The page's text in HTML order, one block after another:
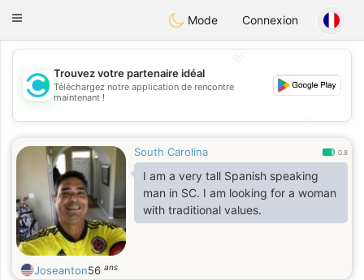
olombiaCitas
Toggle
Mode Connexion
💖
💕
Trouvez votre partenaire idéal
Téléchargez notre application de rencontre
maintenant !
South Carolina 0.8
I am a very tall Spanish speaking
man in SC. I am looking for a woman
with traditional values.
Joseanton56 ans